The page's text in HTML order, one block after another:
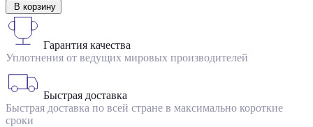
В корзину
Гарантия качества
Уплотнения от ведущих мировых производителей
Быстрая доставка
Быстрая доставка по всей стране в максимально короткие
сроки